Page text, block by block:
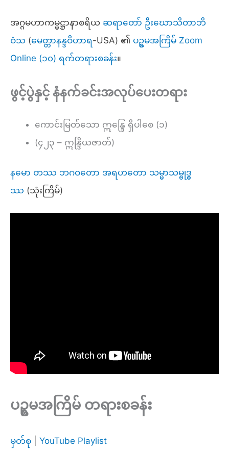
အဂ္ဂမဟာကမ္မဋ္ဌာနာစရိယ ဆရာတော် ဦးဃောသိတာဘိ
ဝံသ (မေတ္တာနန္ဒဝိဟာရ-USA) ၏ ပဥ္စမအကြိမ် Zoom
Online (၁၀) ရက်တရားစခန်း။
ဖွင့်ပွဲနှင့် နံနက်ခင်းအလုပ်ပေးတရား
ကောင်းမြတ်သော ဣန္ဒြေ ရှိပါစေ (၁)
(၄၂၃ – ဣန္ဒြိယဇာတ်)
နမော တဿ ဘဂဝတော အရဟတော သမ္မာသမ္ဗုဒ္ဓ
ဿ (သုံးကြိမ်)
ပဥ္စမအကြိမ် တရားစခန်း
မှတ်စု YouTube Playlist